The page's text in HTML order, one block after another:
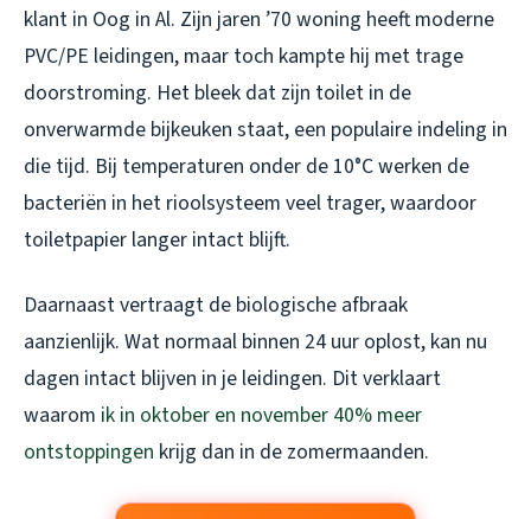
klant in Oog in Al. Zijn jaren ’70 woning heeft moderne
PVC/PE leidingen, maar toch kampte hij met trage
doorstroming. Het bleek dat zijn toilet in de
onverwarmde bijkeuken staat, een populaire indeling in
die tijd. Bij temperaturen onder de 10°C werken de
bacteriën in het rioolsysteem veel trager, waardoor
toiletpapier langer intact blijft.
Daarnaast vertraagt de biologische afbraak
aanzienlijk. Wat normaal binnen 24 uur oplost, kan nu
dagen intact blijven in je leidingen. Dit verklaart
waarom ik in oktober en november 40% meer
ontstoppingen krijg dan in de zomermaanden.